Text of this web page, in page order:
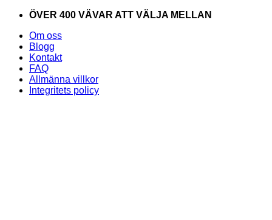
Skip
content
ÖVER 400 VÄVAR ATT VÄLJA MELLAN
Om oss
Blogg
Kontakt
FAQ
Allmänna villkor
Integritets policy